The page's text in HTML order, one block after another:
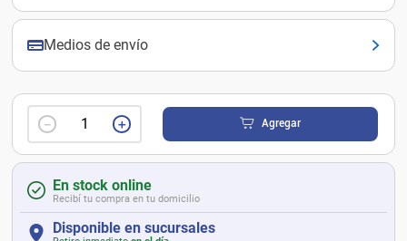
Medios de envío
＋
－ Agregar
En stock online
Recibí tu compra en tu domicilio
Disponible en sucursales